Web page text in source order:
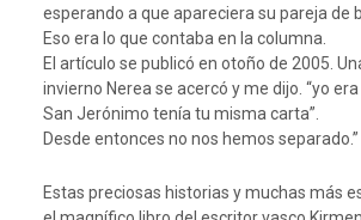
esperando a que apareciera su pareja de
Eso era lo que contaba en la columna.
El artículo se publicó en otoño de 2005.
invierno Nerea se acercó y me dijo. “yo
San Jerónimo tenía tu misma carta”.
Desde entonces no nos hemos separado.”
Estas preciosas historias y muchas más